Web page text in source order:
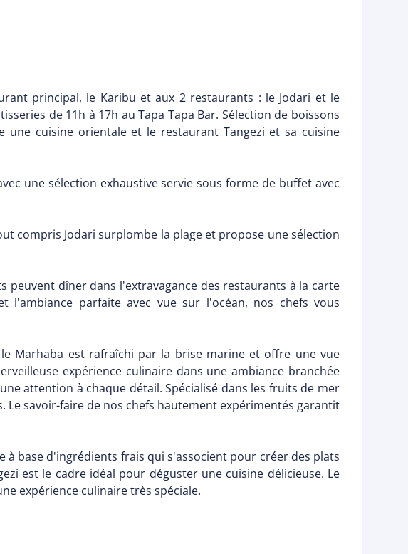
principal, le Karibu et aux 2 restaurants : le Jodari et le
de 11h à 17h au Tapa Tapa Bar. Sélection de boissons
cuisine orientale et le restaurant Tangezi et sa cuisine
une sélection exhaustive servie sous forme de buffet avec
compris Jodari surplombe la plage et propose une sélection
peuvent dîner dans l'extravagance des restaurants à la carte
l'ambiance parfaite avec vue sur l'océan, nos chefs vous
Marhaba est rafraîchi par la brise marine et offre une vue
expérience culinaire dans une ambiance branchée
attention à chaque détail. Spécialisé dans les fruits de mer
savoir-faire de nos chefs hautement expérimentés garantit
base d'ingrédients frais qui s'associent pour créer des plats
est le cadre idéal pour déguster une cuisine délicieuse. Le
expérience culinaire très spéciale.